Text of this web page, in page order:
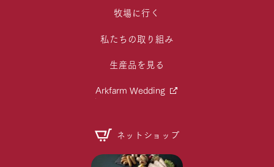
牧場に行く
私たちの取り組み
生産品を見る
Arkfarm Wedding
ネットショップ